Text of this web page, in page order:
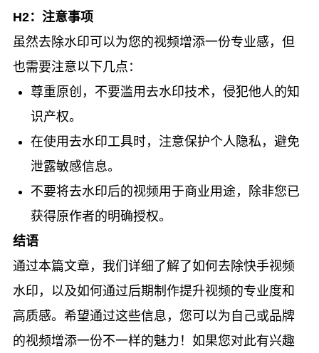
H2：注意事项
虽然去除水印可以为您的视频增添一份专业感，但
也需要注意以下几点：
尊重原创，不要滥用去水印技术，侵犯他人的知
识产权。
在使用去水印工具时，注意保护个人隐私，避免
泄露敏感信息。
不要将去水印后的视频用于商业用途，除非您已
获得原作者的明确授权。
结语
通过本篇文章，我们详细了解了如何去除快手视频
水印，以及如何通过后期制作提升视频的专业度和
高质感。希望通过这些信息，您可以为自己或品牌
的视频增添一份不一样的魅力！如果您对此有兴趣